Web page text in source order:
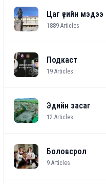
Цаг үеийн мэдээ
1889 Articles
Подкаст
19 Articles
Эдийн засаг
12 Articles
Боловсрол
9 Articles